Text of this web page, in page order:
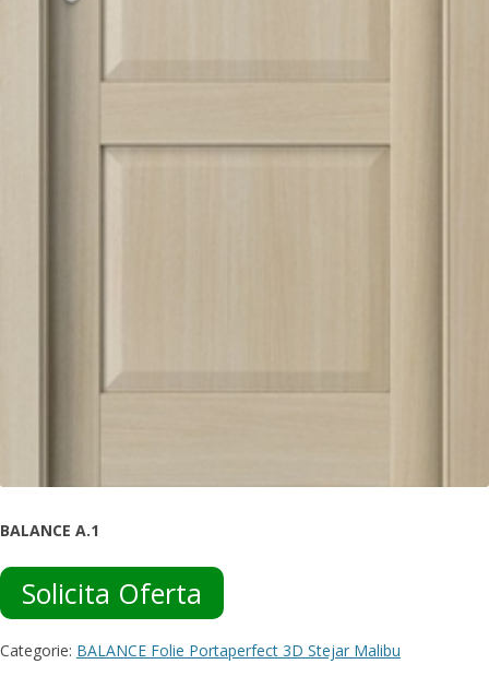
BALANCE A.1
Solicita Oferta
Categorie: BALANCE Folie Portaperfect 3D Stejar Malibu